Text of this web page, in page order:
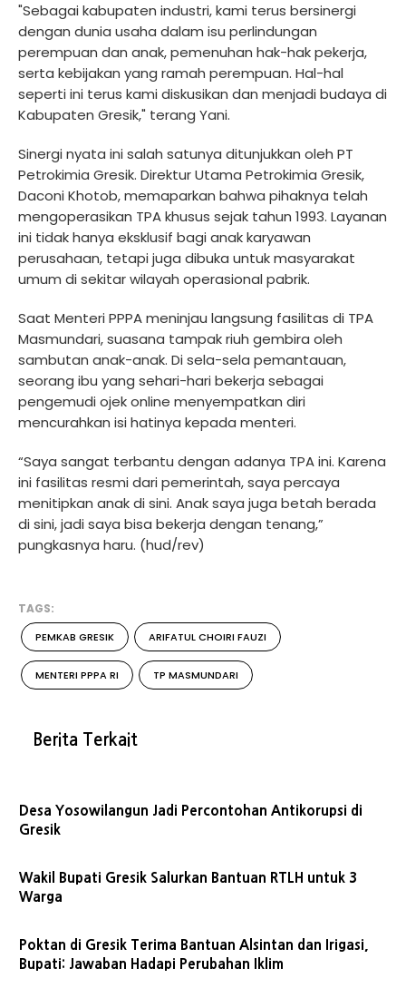
"Sebagai kabupaten industri, kami terus bersinergi
dengan dunia usaha dalam isu perlindungan
perempuan dan anak, pemenuhan hak-hak pekerja,
serta kebijakan yang ramah perempuan. Hal-hal
seperti ini terus kami diskusikan dan menjadi budaya di
Kabupaten Gresik," terang Yani.
Sinergi nyata ini salah satunya ditunjukkan oleh PT
Petrokimia Gresik. Direktur Utama Petrokimia Gresik,
Daconi Khotob, memaparkan bahwa pihaknya telah
mengoperasikan TPA khusus sejak tahun 1993. Layanan
ini tidak hanya eksklusif bagi anak karyawan
perusahaan, tetapi juga dibuka untuk masyarakat
umum di sekitar wilayah operasional pabrik.
Saat Menteri PPPA meninjau langsung fasilitas di TPA
Masmundari, suasana tampak riuh gembira oleh
sambutan anak-anak. Di sela-sela pemantauan,
seorang ibu yang sehari-hari bekerja sebagai
pengemudi ojek online menyempatkan diri
mencurahkan isi hatinya kepada menteri.
“Saya sangat terbantu dengan adanya TPA ini. Karena
ini fasilitas resmi dari pemerintah, saya percaya
menitipkan anak di sini. Anak saya juga betah berada
di sini, jadi saya bisa bekerja dengan tenang,”
pungkasnya haru. (hud/rev)
TAGS:
PEMKAB GRESIK ARIFATUL CHOIRI FAUZI
MENTERI PPPA RI TP MASMUNDARI
Berita Terkait
Desa Yosowilangun Jadi Percontohan Antikorupsi di
Gresik
Wakil Bupati Gresik Salurkan Bantuan RTLH untuk 3
Warga
Poktan di Gresik Terima Bantuan Alsintan dan Irigasi,
Bupati: Jawaban Hadapi Perubahan Iklim